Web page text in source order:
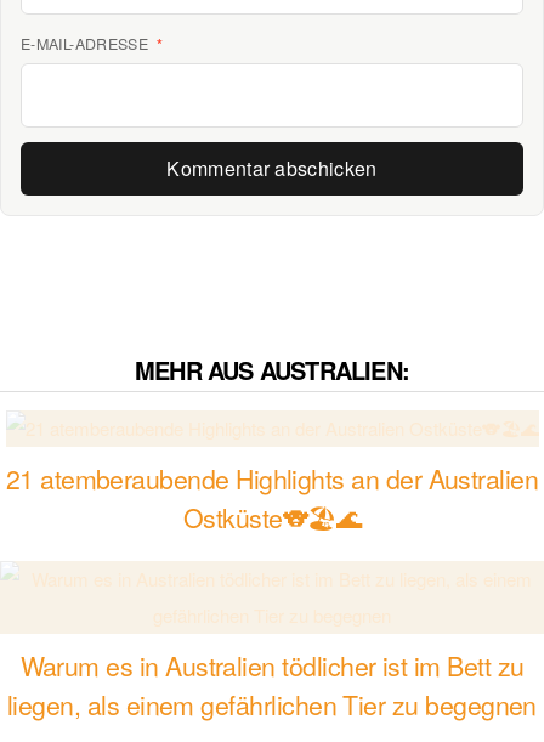
E-MAIL-ADRESSE *
MEHR AUS AUSTRALIEN:
21 atemberaubende Highlights an der Australien
Ostküste🐨🏖️🌊
Warum es in Australien tödlicher ist im Bett zu
liegen, als einem gefährlichen Tier zu begegnen